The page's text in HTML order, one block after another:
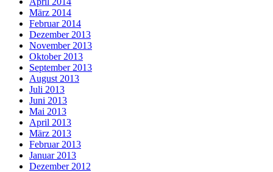
März 2014
Februar 2014
Dezember 2013
November 2013
Oktober 2013
September 2013
August 2013
Juli 2013
Juni 2013
Mai 2013
April 2013
März 2013
Februar 2013
Januar 2013
Dezember 2012